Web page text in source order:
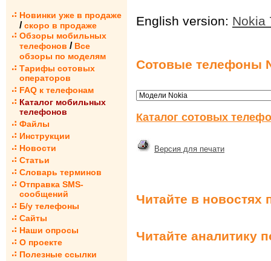
Новинки уже в продаже
/ скоро в продаже
Обзоры мобильных
телефонов / Все
обзоры по моделям
Тарифы сотовых
операторов
FAQ к телефонам
Каталог мобильных
телефонов
Файлы
Инструкции
Новости
Статьи
Словарь терминов
Отправка SMS-
сообщений
Б/у телефоны
Сайты
Наши опросы
О проекте
Полезные ссылки
English version: Nokia
Сотовые телефоны
Каталог сотовых
Версия для печати
Читайте в новостях
Читайте аналитику